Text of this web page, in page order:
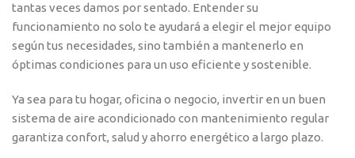
tantas veces damos por sentado. Entender su
funcionamiento no solo te ayudará a elegir el mejor equipo
según tus necesidades, sino también a mantenerlo en
óptimas condiciones para un uso eficiente y sostenible.
Ya sea para tu hogar, oficina o negocio, invertir en un buen
sistema de aire acondicionado con mantenimiento regular
garantiza confort, salud y ahorro energético a largo plazo.